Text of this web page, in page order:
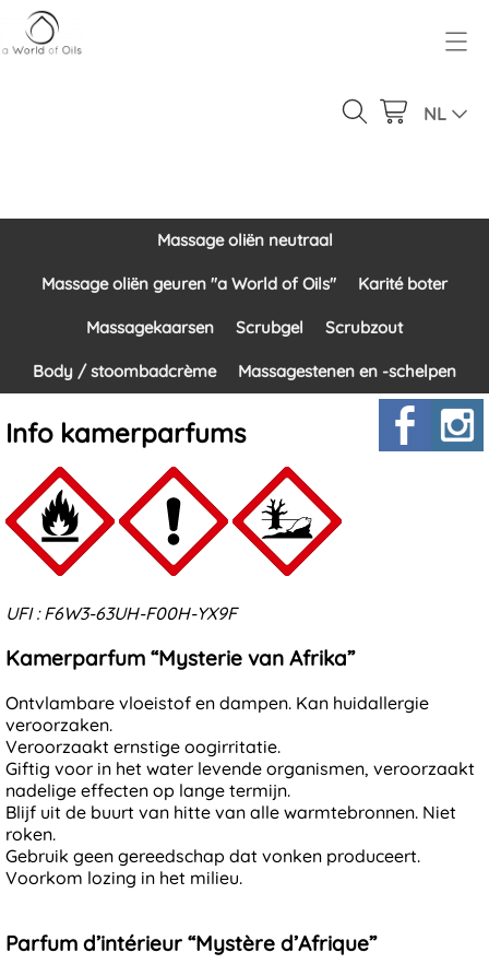
Over ons
Massage oliën geuren "a World of Oils"
Karité boter
Massagekaarsen
Scrubgel
Massagestenen en -schelpen
NL
Massage oliën neutraal
Massage oliën geuren "a World of Oils" Karité boter
Massagekaarsen Scrubgel Scrubzout
Body / stoombadcrème Massagestenen en -schelpen
Info kamerparfums
UFI : F6W3-63UH-F00H-YX9F
Kamerparfum “Mysterie van Afrika”
Ontvlambare vloeistof en dampen. Kan huidallergie
veroorzaken.
Veroorzaakt ernstige oogirritatie.
Giftig voor in het water levende organismen, veroorzaakt
nadelige effecten op lange termijn.
Blijf uit de buurt van hitte van alle warmtebronnen. Niet
roken.
Gebruik geen gereedschap dat vonken produceert.
Voorkom lozing in het milieu.
Parfum d’intérieur “Mystère d’Afrique”